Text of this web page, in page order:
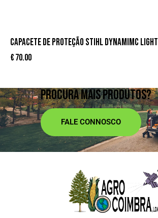
CAPACETE DE PROTEÇÃO STIHL DYNAMIMC LIGHT
€70.00
PROCURA MAIS PRODUTOS?
FALE CONNOSCO